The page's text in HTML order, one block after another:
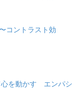
コントラスト効
心を動かす エンパシ